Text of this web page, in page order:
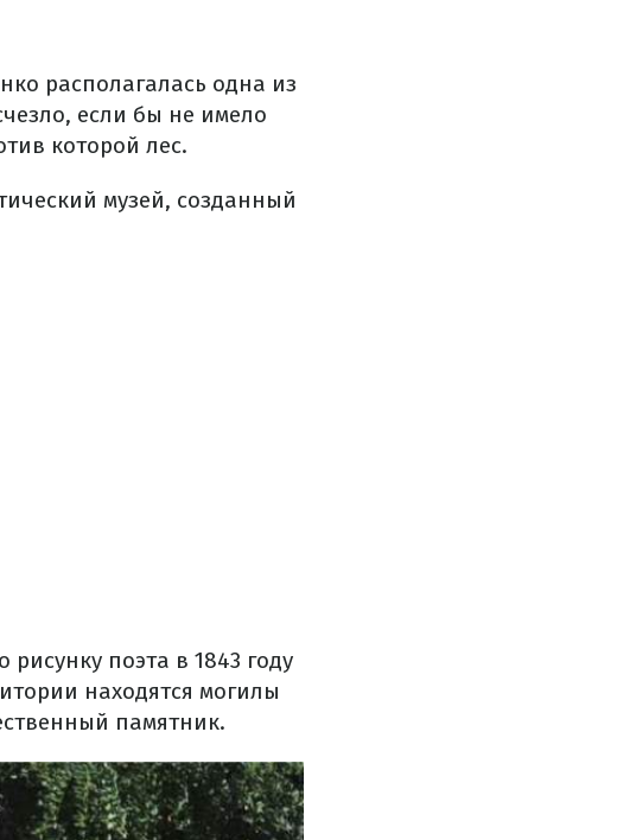
располагалась одна из
если бы не имело
которой лес.
музей, созданный
поэта в 1843 году
находятся могилы
памятник.